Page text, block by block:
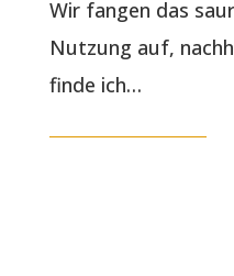
Wir fangen das
Nutzung auf,
finde ich…